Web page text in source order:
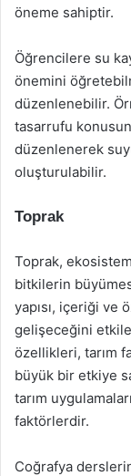
öneme sahiptir.
Öğrencilere su
önemini
düzenlenebilir.
tasarrufu
düzenlenerek
oluşturulabilir.
Toprak
Toprak,
bitkilerin
yapısı, içeriği ve
gelişeceğini
özellikleri, tarım
büyük bir etkiye
tarım
faktörlerdir.
Coğrafya